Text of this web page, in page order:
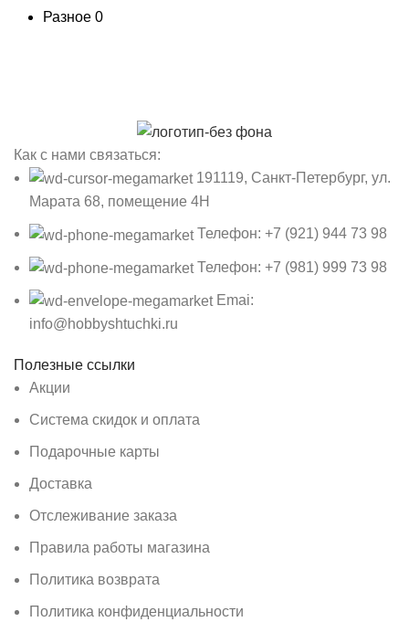
Разное 0
Как с нами связаться:
191119, Санкт-Петербург, ул.
Марата 68, помещение 4Н
Телефон: +7 (921) 944 73 98
Телефон: +7 (981) 999 73 98
Emai:
info@hobbyshtuchki.ru
Полезные ссылки
Акции
Система скидок и оплата
Подарочные карты
Доставка
Отслеживание заказа
Правила работы магазина
Политика возврата
Политика конфиденциальности